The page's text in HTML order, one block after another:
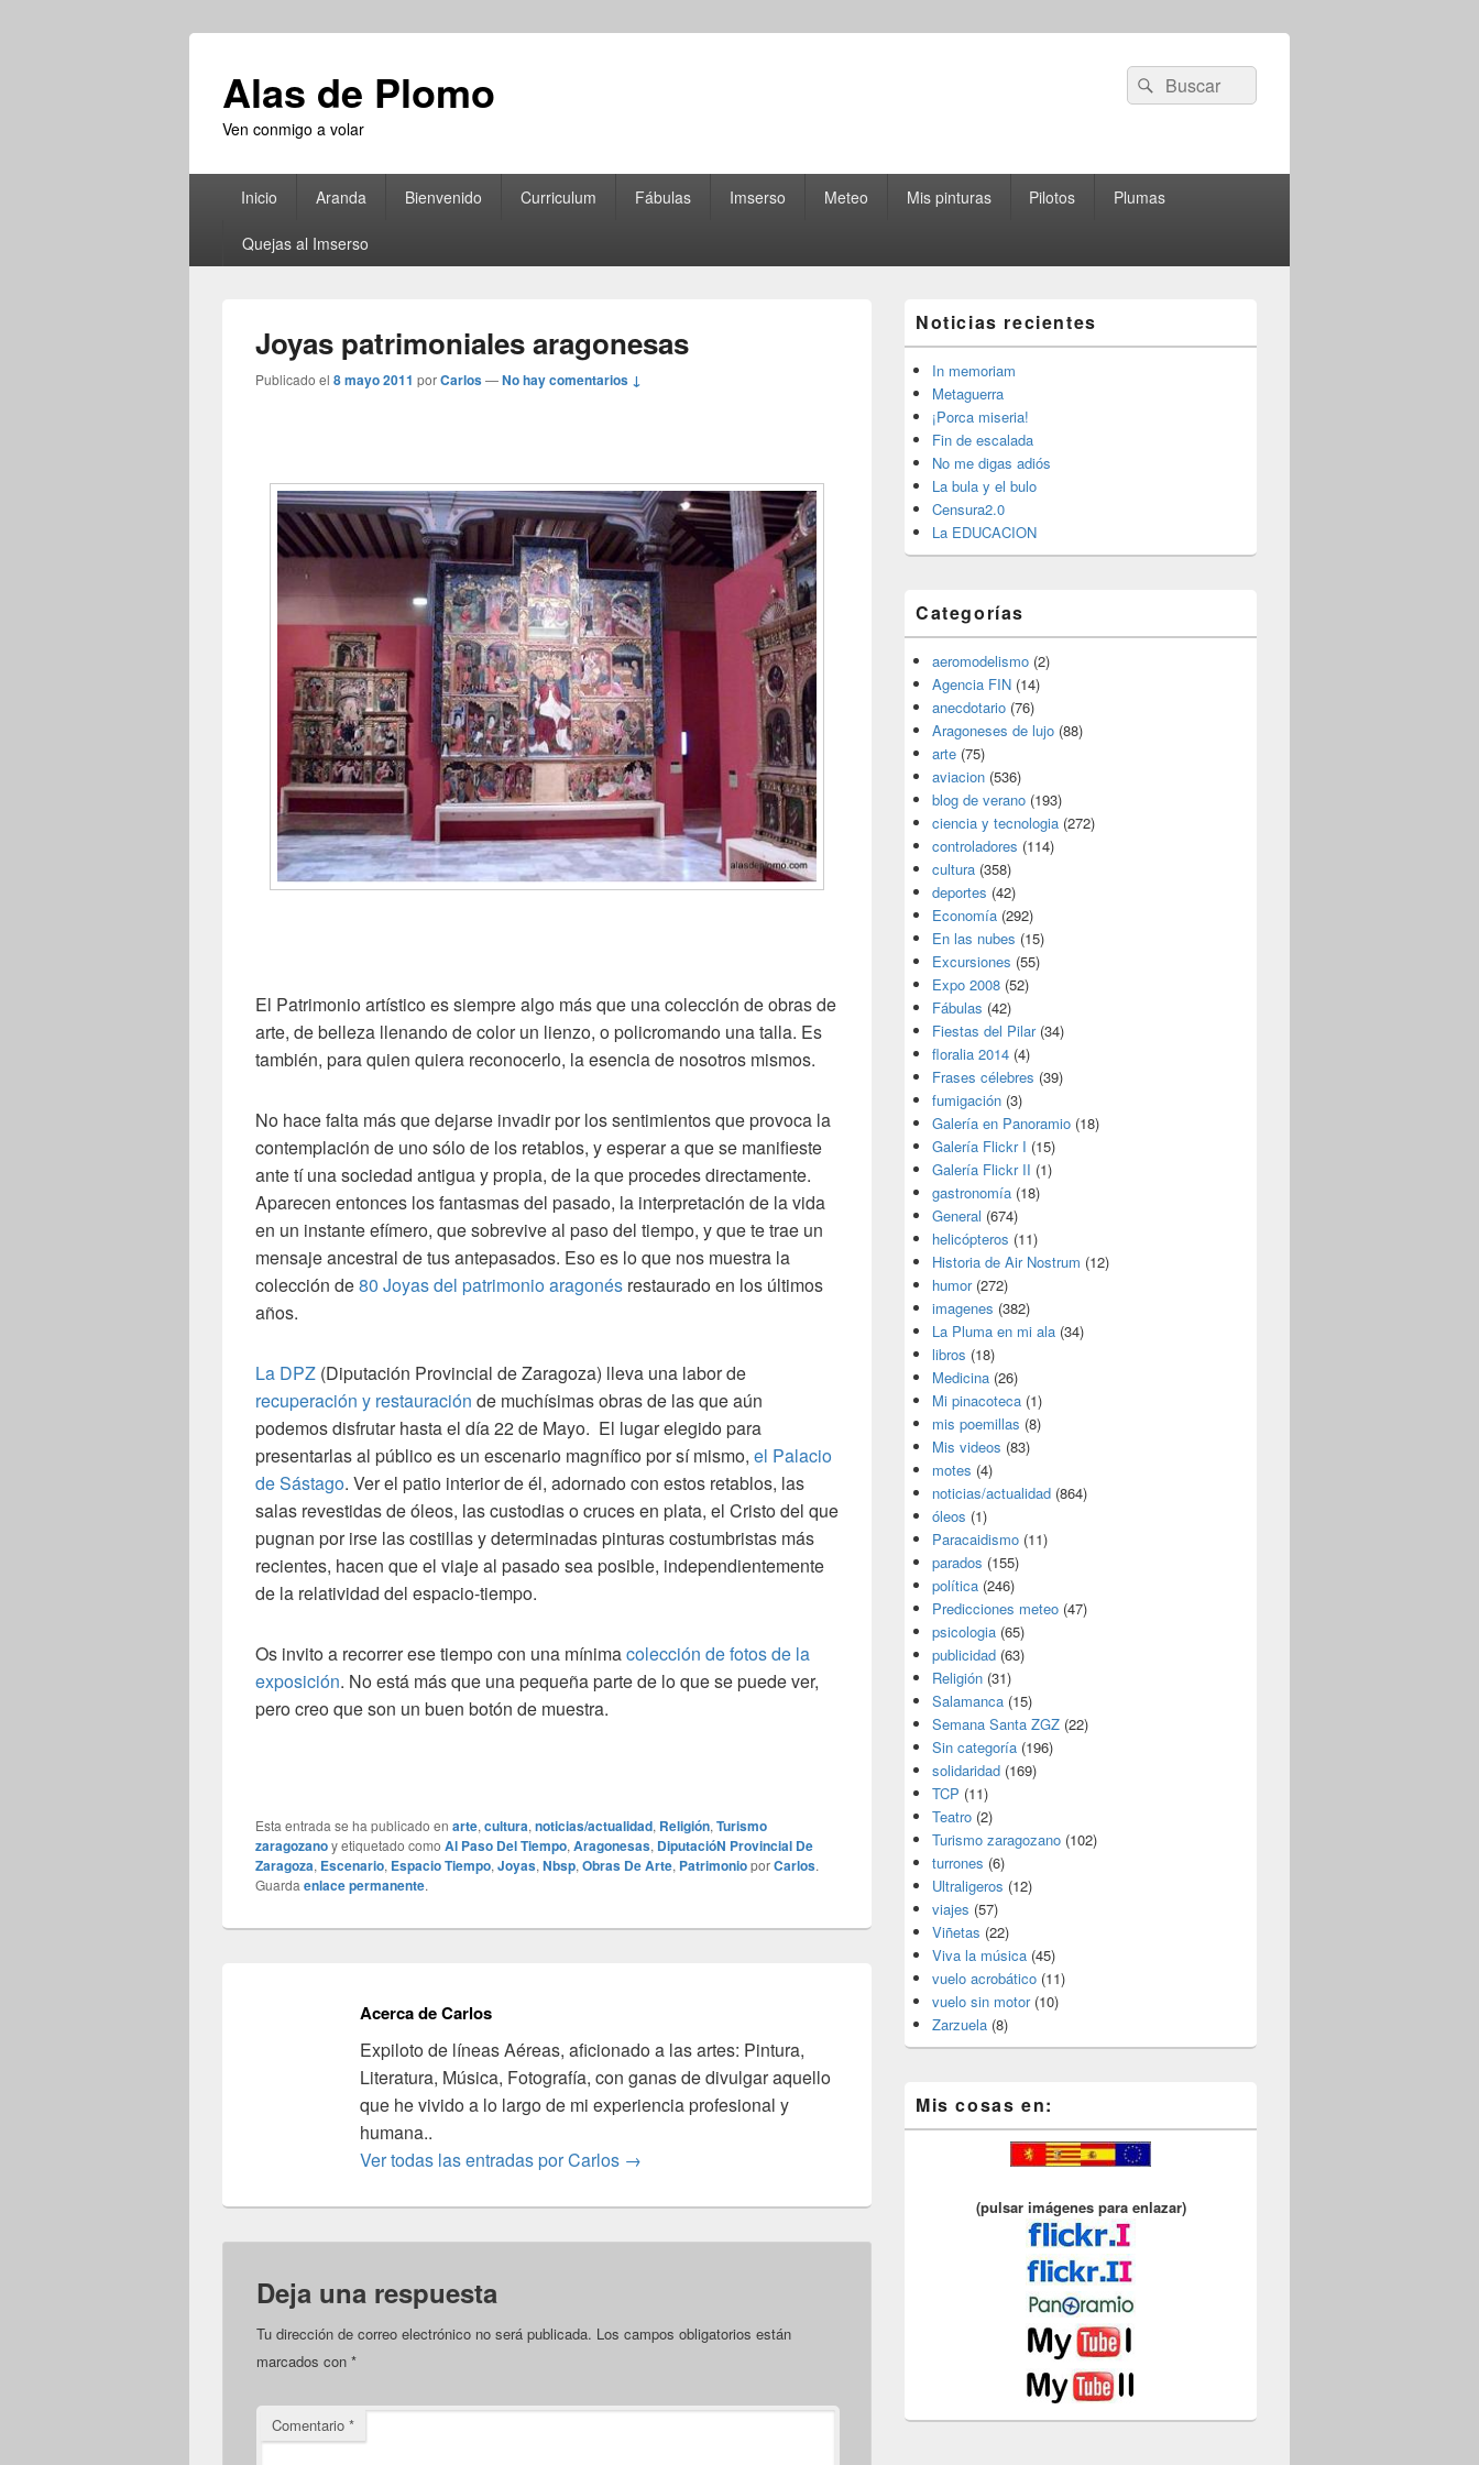
Alas de Plomo
Ven conmigo a volar
Buscar
por:
Buscar
principalInicio Aranda Bienvenido Curriculum Fábulas Imserso Meteo Mis pinturas Pilotos Plumas
Quejas al Imserso
Joyas patrimoniales aragonesas
Publicado el 8 mayo 2011 porCarlos—No hay comentarios ↓
El Patrimonio artístico es siempre algo más que una colección de obras de
arte, de belleza llenando de color un lienzo, o policromando una talla. Es
también, para quien quiera reconocerlo, la esencia de nosotros mismos.
No hace falta más que dejarse invadir por los sentimientos que provoca la
contemplación de uno sólo de los retablos, y esperar a que se manifieste
ante tí una sociedad antigua y propia, de la que procedes directamente.
Aparecen entonces los fantasmas del pasado, la interpretación de la vida
en un instante efímero, que sobrevive al paso del tiempo, y que te trae un
mensaje ancestral de tus antepasados. Eso es lo que nos muestra la
colección de80 Joyas del patrimonio aragonés restaurado en los últimos
años.
La DPZ (Diputación Provincial de Zaragoza) lleva una labor de
recuperación y restauración de muchísimas obras de las que aún
podemos disfrutar hasta el día 22 de Mayo. El lugar elegido para
presentarlas al público es un escenario magnífico por sí mismo, el Palacio
de Sástago. Ver el patio interior de él, adornado con estos retablos, las
salas revestidas de óleos, las custodias o cruces en plata, el Cristo del que
pugnan por irse las costillas y determinadas pinturas costumbristas más
recientes, hacen que el viaje al pasado sea posible, independientemente
de la relatividad del espacio-tiempo.
Os invito a recorrer ese tiempo con una mínimacolección de fotos de la
exposición. No está más que una pequeña parte de lo que se puede ver,
pero creo que son un buen botón de muestra.
Esta entrada se ha publicado en arte, cultura, noticias/actualidad, Religión, Turismo
zaragozanoy etiquetado como Al Paso Del Tiempo, Aragonesas, DiputacióN Provincial De
Zaragoza, Escenario, Espacio Tiempo, Joyas, Nbsp, Obras De Arte, PatrimonioporCarlos.
Guarda enlace permanente.
Acerca de Carlos
Expiloto de líneas Aéreas, aficionado a las artes: Pintura,
Literatura, Música, Fotografía, con ganas de divulgar aquello
que he vivido a lo largo de mi experiencia profesional y
humana..
Ver todas las entradas por Carlos →
Deja una respuesta
Tu dirección de correo electrónico no será publicada. Los campos obligatorios están
marcados con *
Comentario *
área
de
widget
barra
lateral
primaria
Noticias recientes
In memoriam
Metaguerra
¡Porca miseria!
Fin de escalada
No me digas adiós
La bula y el bulo
Censura2.0
La EDUCACION
Categorías
aeromodelismo (2)
Agencia FIN (14)
anecdotario (76)
Aragoneses de lujo (88)
arte (75)
aviacion (536)
blog de verano (193)
ciencia y tecnologia (272)
controladores (114)
cultura (358)
deportes (42)
Economía (292)
En las nubes (15)
Excursiones (55)
Expo 2008 (52)
Fábulas (42)
Fiestas del Pilar(34)
floralia 2014 (4)
Frases célebres (39)
fumigación (3)
Galería en Panoramio (18)
Galería Flickr I (15)
Galería Flickr II (1)
gastronomía (18)
General (674)
helicópteros (11)
Historia de Air Nostrum (12)
humor(272)
imagenes (382)
La Pluma en mi ala (34)
libros (18)
Medicina (26)
Mi pinacoteca (1)
mis poemillas (8)
Mis videos (83)
motes (4)
noticias/actualidad (864)
óleos (1)
Paracaidismo (11)
parados (155)
política (246)
Predicciones meteo (47)
psicologia (65)
publicidad (63)
Religión (31)
Salamanca (15)
Semana Santa ZGZ (22)
Sin categoría (196)
solidaridad (169)
TCP (11)
Teatro (2)
Turismo zaragozano (102)
turrones (6)
Ultraligeros (12)
viajes (57)
Viñetas (22)
Viva la música (45)
vuelo acrobático (11)
vuelo sin motor(10)
Zarzuela (8)
Mis cosas en:
(pulsar imágenes para enlazar)